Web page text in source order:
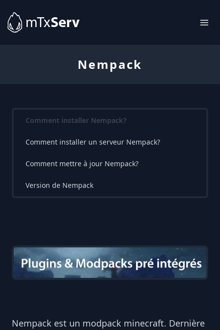
Nempack
Comment installer Nempack?
Comment installer un serveur Nempack?
Comment mettre à jour Nempack?
Version de Nempack
Nempack est un modpack minecraft. Dernière